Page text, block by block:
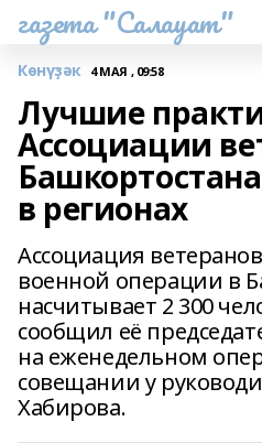
газета "Салауат"
Көнүҙәк 4 МАЯ , 09:58
Лучшие
Ассоциации
в регионах
Ассоциация
военной операции в
насчитывает 2 300
сообщил её
на еженедельном
совещании у
Хабирова.